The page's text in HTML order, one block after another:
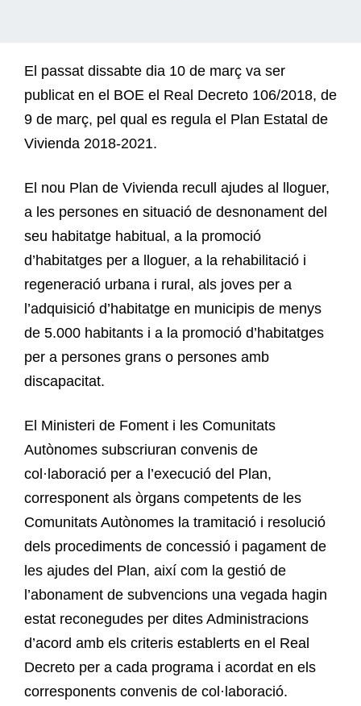
El passat dissabte dia 10 de març va ser
publicat en el BOE el Real Decreto 106/2018, de
9 de març, pel qual es regula el Plan Estatal de
Vivienda 2018-2021.
El nou Plan de Vivienda recull ajudes al lloguer,
a les persones en situació de desnonament del
seu habitatge habitual, a la promoció
d’habitatges per a lloguer, a la rehabilitació i
regeneració urbana i rural, als joves per a
l’adquisició d’habitatge en municipis de menys
de 5.000 habitants i a la promoció d’habitatges
per a persones grans o persones amb
discapacitat.
El Ministeri de Foment i les Comunitats
Autònomes subscriuran convenis de
col·laboració per a l’execució del Plan,
corresponent als òrgans competents de les
Comunitats Autònomes la tramitació i resolució
dels procediments de concessió i pagament de
les ajudes del Plan, així com la gestió de
l’abonament de subvencions una vegada hagin
estat reconegudes per dites Administracions
d’acord amb els criteris establerts en el Real
Decreto per a cada programa i acordat en els
corresponents convenis de col·laboració.